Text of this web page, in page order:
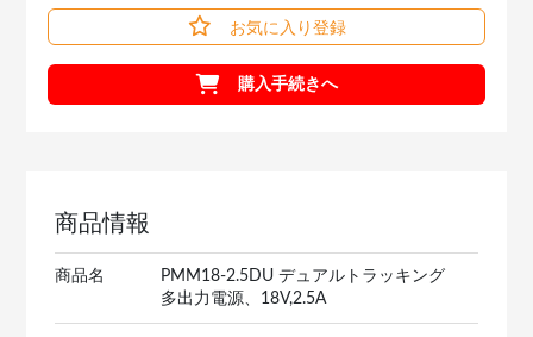
お気に入り登録
購入手続きへ
商品情報
商品名
PMM18-2.5DU デュアルトラッキング
多出力電源、18V,2.5A